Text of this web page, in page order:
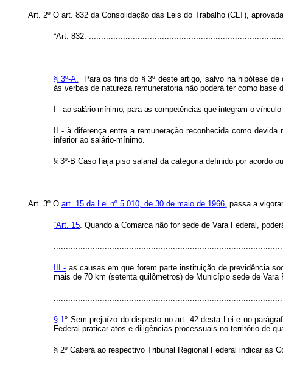
Art. 2º O art. 832 da Consolidação das Leis do Trabalho (CLT),
“Art. 832.
§ 3º-A. Para os fins do § 3º deste artigo, salvo na hipótese
às verbas de natureza remuneratória não poderá ter como base
I - ao salário-mínimo, para as competências que integram o
II - à diferença entre a remuneração reconhecida como
inferior ao salário-mínimo.
§ 3º-B Caso haja piso salarial da categoria definido por acordo
Art. 3º O art. 15 da Lei nº 5.010, de 30 de maio de 1966, passa a
“Art. 15. Quando a Comarca não for sede de Vara Federal,
III - as causas em que forem parte instituição de previdência
mais de 70 km (setenta quilômetros) de Município sede de Vara
§ 1º Sem prejuízo do disposto no art. 42 desta Lei e no
Federal praticar atos e diligências processuais no território de
§ 2º Caberá ao respectivo Tribunal Regional Federal indicar as